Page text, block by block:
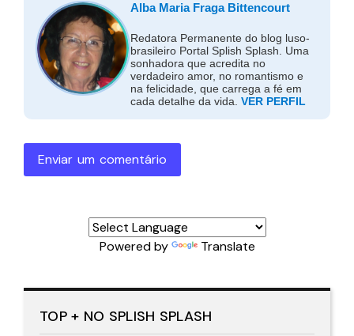
Alba Maria Fraga Bittencourt
Redatora Permanente do blog luso-
brasileiro Portal Splish Splash. Uma
sonhadora que acredita no
verdadeiro amor, no romantismo e
na felicidade, que carrega a fé em
cada detalhe da vida. VER PERFIL
Enviar um comentário
Powered by Translate
TOP + NO SPLISH SPLASH